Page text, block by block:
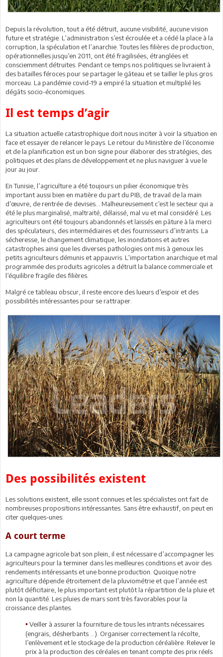
Depuis la révolution, tout a été détruit, aucune visibilité, aucune vision
future et stratégie. L’administration s’est écroulée et a cédé la place à la
corruption, la spéculation et l’anarchie. Toutes les filières de production,
opérationnelles jusqu’en 2011, ont été fragilisées, étranglées et
consciemment détruites. Pendant ce temps nos politiques se livraient à
des batailles féroces pour se partager le gâteau et se tailler le plus gros
morceau. La pandémie covid-19 a empiré la situation et multiplié les
dégâts socio-économiques.
Il est temps d’agir
La situation actuelle catastrophique doit nous inciter à voir la situation en
face et essayer de relancer le pays. Le retour du Ministère de l’économie
et de la planification est un bon signe pour élaborer des stratégies, des
politiques et des plans de développement et ne plus naviguer à vue le
jour au jour.
En Tunisie, l’agriculture a été toujours un pilier économique très
important aussi bien en matière du part du PIB, de travail de la main
d’œuvre, de rentrée de devises… Malheureusement c’est le secteur qui a
été le plus marginalisé, maltraité, délaissé, mal vu et mal considéré. Les
agriculteurs ont été toujours abandonnés et laissés en pâture à la merci
des spéculateurs, des intermédiaires et des fournisseurs d’intrants. La
sécheresse, le changement climatique, les inondations et autres
catastrophes ainsi que les diverses pathologies ont mis à genoux les
petits agriculteurs démunis et appauvris. L’importation anarchique et mal
programmée des produits agricoles a détruit la balance commerciale et
l’équilibre fragile des filières.
Malgré ce tableau obscur, il reste encore des lueurs d’espoir et des
possibilités intéressantes pour se rattraper.
Des possibilités existent
Les solutions existent, elle ssont connues et les spécialistes ont fait de
nombreuses propositions intéressantes. Sans être exhaustif, on peut en
citer quelques-unes:
A court terme
La campagne agricole bat son plein, il est nécessaire d’accompagner les
agriculteurs pour la terminer dans les meilleures conditions et avoir des
rendements intéressants et une bonne production. Quoique notre
agriculture dépende étroitement de la pluviométrie et que l’année est
plutôt déficitaire, le plus important est plutôt la répartition de la pluie et
non la quantité. Les pluies de mars sont très favorables pour la
croissance des plantes.
• Veiller à assurer la fourniture de tous les intrants nécessaires
(engrais, désherbants …). Organiser correctement la récolte,
l’enlèvement et le stockage de la production céréalière. Relever le
prix à la production des céréales en tenant compte des prix réels